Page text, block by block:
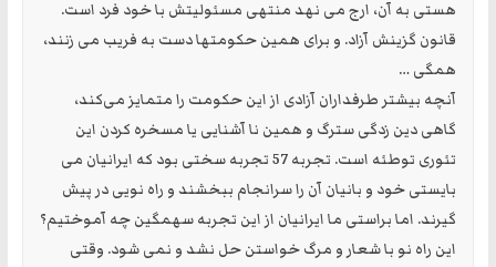
هستی به آن، ارج می نهد منتهی مسئولیتش با خود فرد است.
قانون گزینش آزاد. و برای همین حکومتها دست به فریب می زنند،
همگی …
آنچه بیشتر طرفداران آزادی از این حکومت را متمایز می‌کند،
گاهی دین زدگی سترگ و همین نا آشنایی یا مسخره کردن این
تئوری توطئه است. تجربه 57 تجربه سختی بود که ایرانیان می
بایستی خود و بانیان آن را سرانجام ببخشند و راه نویی در پیش
گیرند. اما براستی ما ایرانیان از این تجربه سهمگین چه آموختیم؟
این راه نو با شعار و مرگ خواستن حل نشد و نمی شود. وقتی